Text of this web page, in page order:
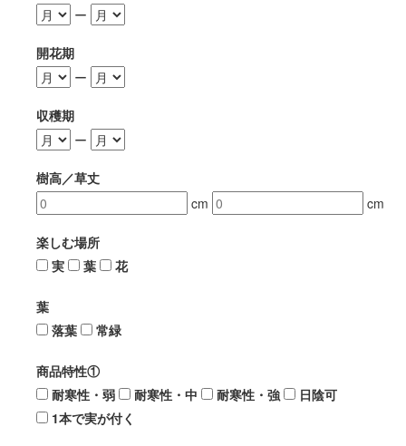
ー
開花期
ー
収穫期
ー
樹高／草丈
cm
cm
楽しむ場所
実
葉 花
葉
落葉
常緑
商品特性①
耐寒性・弱
耐寒性・中 耐寒性・強
日陰可
1本で実が付く